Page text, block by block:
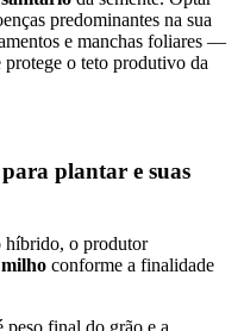
predominantes na sua
e manchas foliares —
protege o teto produtivo da
plantar e suas
híbrido, o produtor
conforme a finalidade
peso final do grão e a